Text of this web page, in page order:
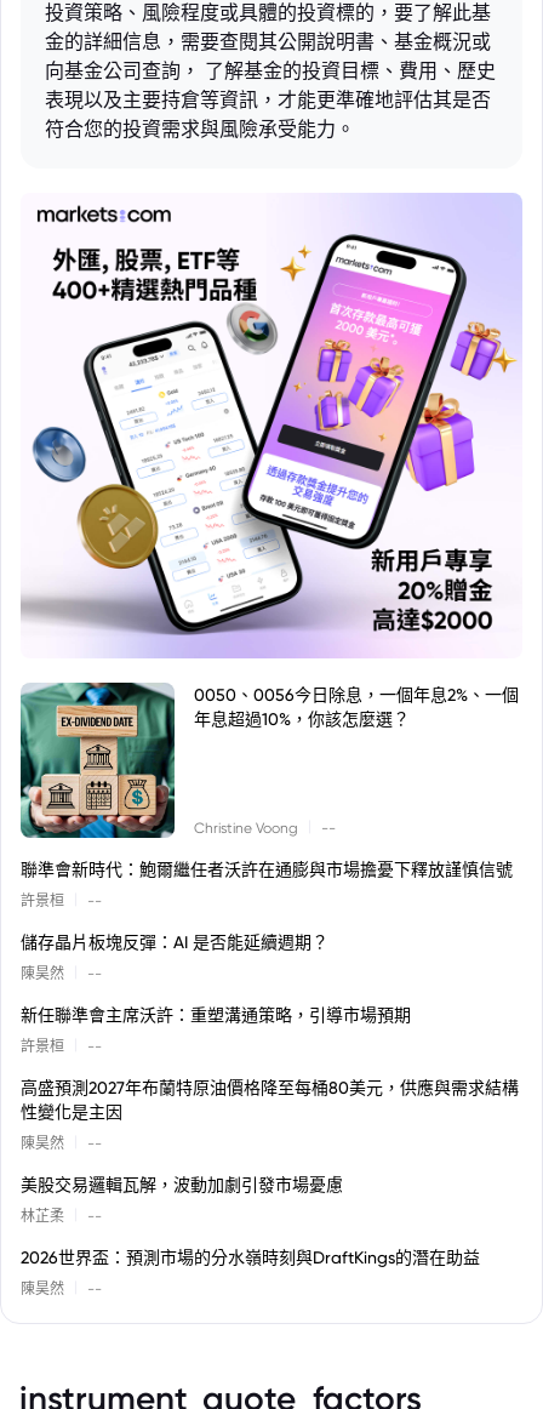
投資策略、風險程度或具體的投資標的，要了解此基
金的詳細信息，需要查閱其公開說明書、基金概況或
向基金公司查詢， 了解基金的投資目標、費用、歷史
表現以及主要持倉等資訊，才能更準確地評估其是否
符合您的投資需求與風險承受能力。
0050、0056今日除息，一個年息2%、一個
年息超過10%，你該怎麼選？
Christine Voong --
聯準會新時代：鮑爾繼任者沃許在通膨與市場擔憂下釋放謹慎信號
許景桓 --
儲存晶片板塊反彈：AI 是否能延續週期？
陳昊然 --
新任聯準會主席沃許：重塑溝通策略，引導市場預期
許景桓 --
高盛預測2027年布蘭特原油價格降至每桶80美元，供應與需求結構
性變化是主因
陳昊然 --
美股交易邏輯瓦解，波動加劇引發市場憂慮
林芷柔 --
2026世界盃：預測市場的分水嶺時刻與DraftKings的潛在助益
陳昊然 --
instrument_quote_factors